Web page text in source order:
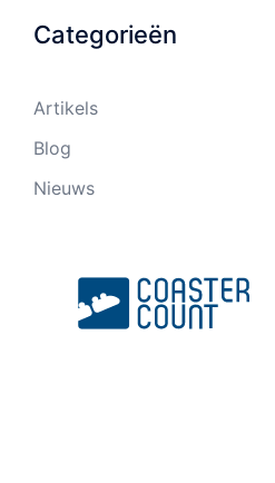
Categorieën
Artikels
Blog
Nieuws